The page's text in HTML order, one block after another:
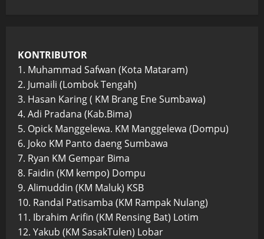
KONTRIBUTOR
1. Muhammad Safwan (Kota Mataram)
2. Jumaili (Lombok Tengah)
3. Hasan Karing ( KM Brang Ene Sumbawa)
4. Adi Pradana (Kab.Bima)
5. Opick Manggelewa. KM Manggelewa (Dompu)
6. Joko KM Panto daeng Sumbawa
7. Ryan KM Gempar Bima
8. Faidin (KM kempo) Dompu
9. Alimuddin (KM Maluk) KSB
10. Randal Patisamba (KM Rampak Nulang)
11. Ibrahim Arifin (KM Rensing Bat) Lotim
12. Yakub (KM SasakTulen) Lobar